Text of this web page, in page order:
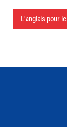
L'anglais pour